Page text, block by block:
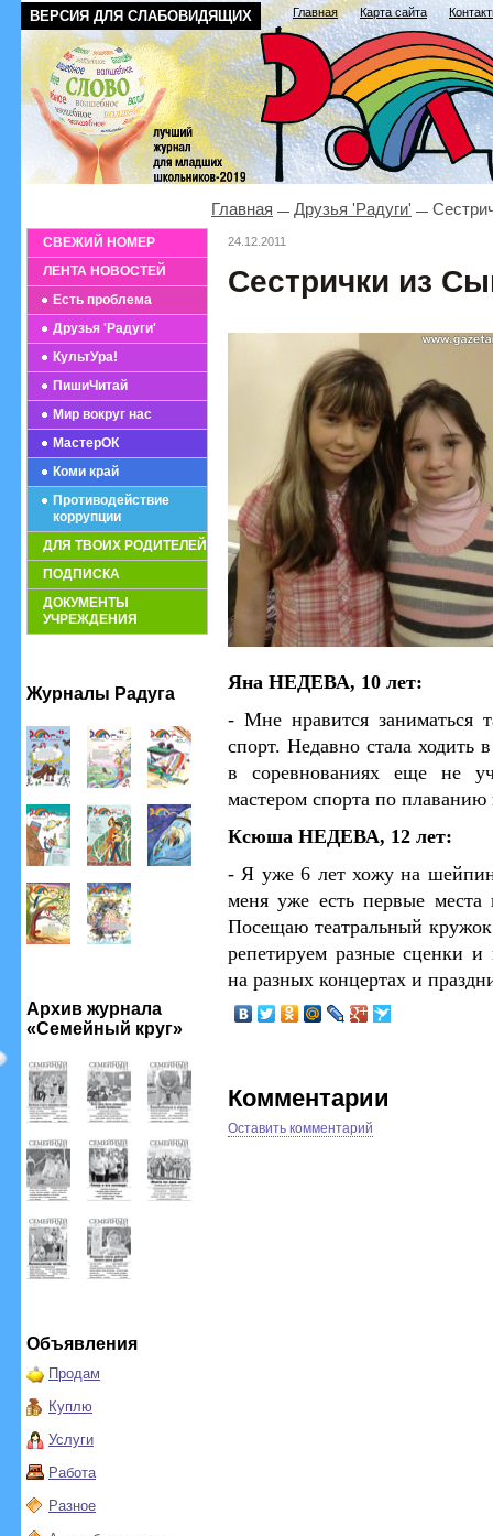
ВЕРСИЯ ДЛЯ СЛАБОВИДЯЩИХ Главная Карта сайта
СВЕЖИЙ НОМЕР
ЛЕНТА НОВОСТЕЙ
Есть проблема
Друзья 'Радуги'
КультУра!
ПишиЧитай
Мир вокруг нас
МастерОК
Коми край
Противодействие
коррупции
ДЛЯ ТВОИХ РОДИТЕЛЕЙ
ПОДПИСКА
ДОКУМЕНТЫ
УЧРЕЖДЕНИЯ
Журналы Радуга
Архив журнала
«Семейный круг»
Объявления
Продам
Куплю
Услуги
Работа
Разное
Главная Друзья 'Радуги'
24.12.2011
Сестрички из
Яна НЕДЕВА, 10 лет:
- Мне нравится заниматься
спорт. Недавно стала
в соревнованиях еще не
мастером спорта по
Ксюша НЕДЕВА, 12 лет:
- Я уже 6 лет хожу на
меня уже есть первые места
Посещаю театральный
репетируем разные сценки
на разных концертах и
Комментарии
Оставить комментарий